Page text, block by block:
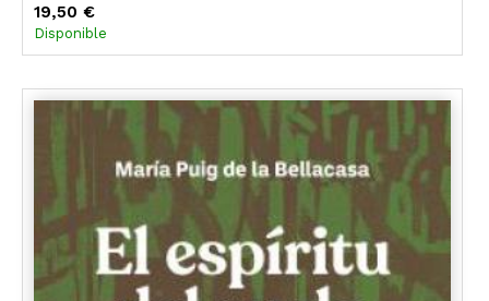
19,50 €
Disponible